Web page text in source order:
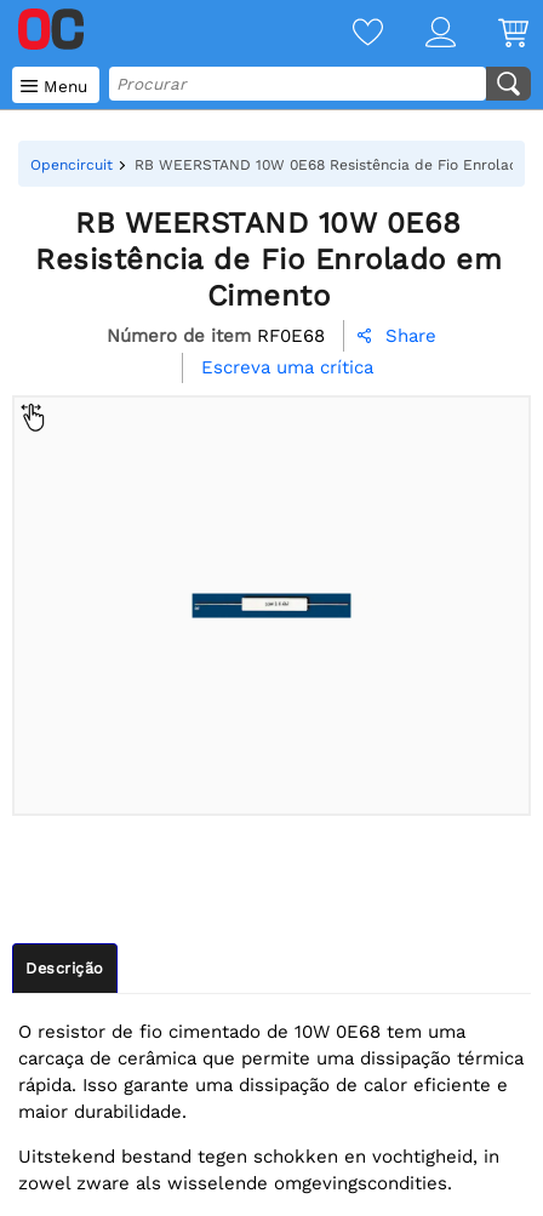
 Menu
Opencircuit RB WEERSTAND 10W 0E68 Resistência de Fio Enrolado
RB WEERSTAND 10W 0E68
Resistência de Fio Enrolado em
Cimento
Número de item RF0E68 
Share
Escreva uma crítica
Descrição
O resistor de fio cimentado de 10W 0E68 tem uma
carcaça de cerâmica que permite uma dissipação térmica
rápida. Isso garante uma dissipação de calor eficiente e
maior durabilidade.
Uitstekend bestand tegen schokken en vochtigheid, in
zowel zware als wisselende omgevingscondities.